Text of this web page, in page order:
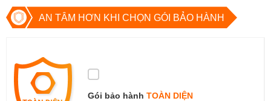
AN TÂM HƠN KHI CHỌN GÓI BẢO HÀNH
Gói bảo hành TOÀN DIỆN